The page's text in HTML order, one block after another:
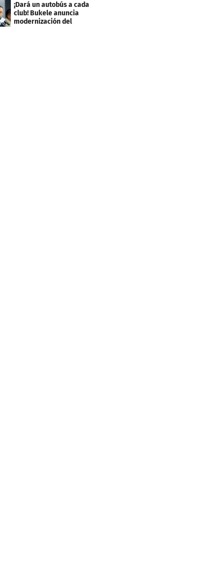
¡Dará un autobús a cada
club! Bukele anuncia
modernización del